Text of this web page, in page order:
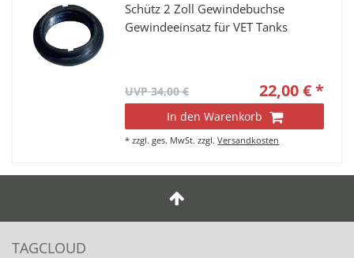
Schütz 2 Zoll Gewindebuchse
Gewindeeinsatz für VET Tanks
UVP 34,00 € 22,00 € *
In den Warenkorb
*zzgl. ges. MwSt. zzgl.Versandkosten
TAGCLOUD